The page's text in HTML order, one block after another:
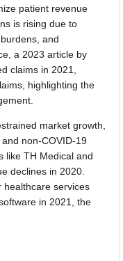
patient revenue
is rising due to
and
a 2023 article by
claims in 2021,
highlighting the
market growth,
non-COVID-19
like TH Medical and
declines in 2020.
healthcare services
in 2021, the